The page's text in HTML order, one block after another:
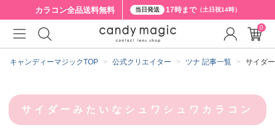
カラコン全品送料無料 当日発送 17時まで（土日祝14時）
キャンディーマジックTOP 公式クリエイター ツナ 記事一覧 サイダ
サイダーみたいなシュワシュワカラコン
0